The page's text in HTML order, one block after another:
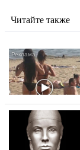
Читайте также